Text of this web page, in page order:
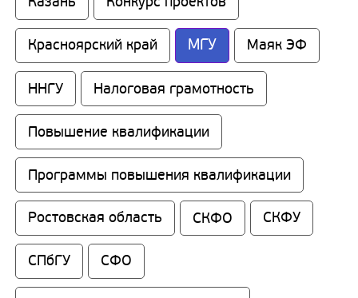
Красноярский край МГУ Маяк ЭФ
ННГУ Налоговая грамотность
Повышение квалификации
Программы повышения квалификации
Ростовская область СКФО СКФУ
СПбГУ СФО